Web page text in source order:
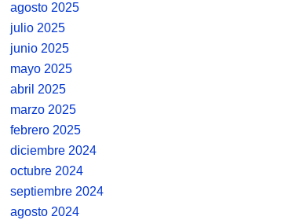
agosto 2025
julio 2025
junio 2025
mayo 2025
abril 2025
marzo 2025
febrero 2025
diciembre 2024
octubre 2024
septiembre 2024
agosto 2024